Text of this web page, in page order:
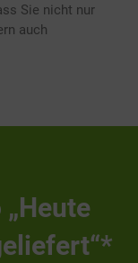
Sie nicht nur
auch